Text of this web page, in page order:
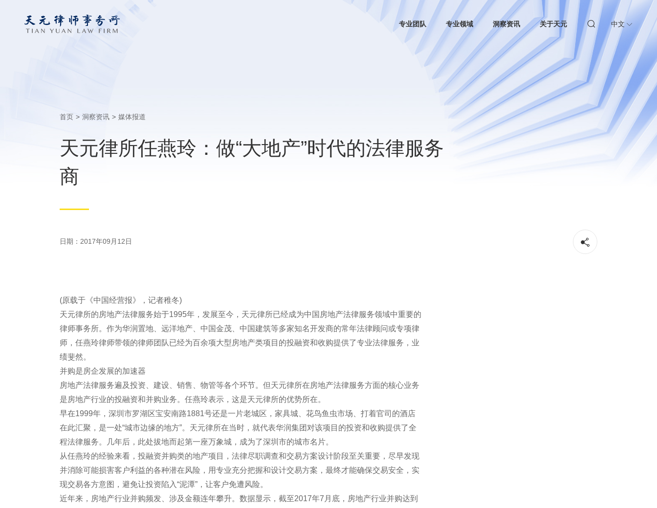
专业团队 专业领域 洞察资讯 关于天元 中文
首页 > 洞察资讯 > 媒体报道
天元律所任燕玲：做“大地产”时代的法律服务
商
日期：2017年09月12日
(原载于《中国经营报》，记者稚冬)
天元律所的房地产法律服务始于1995年，发展至今，天元律所已经成为中国房地产法律服务领域中重要的
律师事务所。作为华润置地、远洋地产、中国金茂、中国建筑等多家知名开发商的常年法律顾问或专项律
师，任燕玲律师带领的律师团队已经为百余项大型房地产类项目的投融资和收购提供了专业法律服务，业
绩斐然。
并购是房企发展的加速器
房地产法律服务遍及投资、建设、销售、物管等各个环节。但天元律所在房地产法律服务方面的核心业务
是房地产行业的投融资和并购业务。任燕玲表示，这是天元律所的优势所在。
早在1999年，深圳市罗湖区宝安南路1881号还是一片老城区，家具城、花鸟鱼虫市场、打着官司的酒店
在此汇聚，是一处“城市边缘的地方”。天元律所在当时，就代表华润集团对该项目的投资和收购提供了全
程法律服务。几年后，此处拔地而起第一座万象城，成为了深圳市的城市名片。
从任燕玲的经验来看，投融资并购类的地产项目，法律尽职调查和交易方案设计阶段至关重要，尽早发现
并消除可能损害客户利益的各种潜在风险，用专业充分把握和设计交易方案，最终才能确保交易安全，实
现交易各方意图，避免让投资陷入“泥潭”，让客户免遭风险。
近年来，房地产行业并购频发、涉及金额连年攀升。数据显示，截至2017年7月底，房地产行业并购达到